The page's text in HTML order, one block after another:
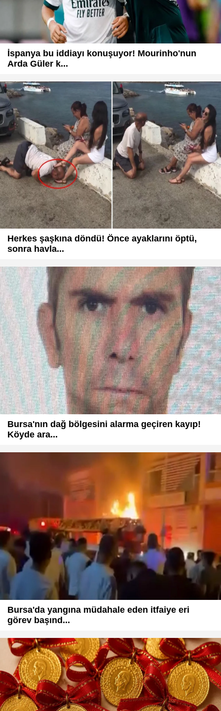
İspanya bu iddiayı konuşuyor! Mourinho'nun
Arda Güler k...
Herkes şaşkına döndü! Önce ayaklarını öptü,
sonra havla...
Bursa'nın dağ bölgesini alarma geçiren kayıp!
Köyde ara...
Bursa'da yangına müdahale eden itfaiye eri
görev başınd...